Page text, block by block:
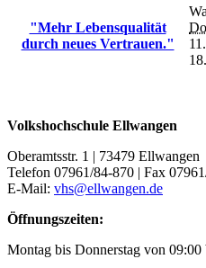
"Mehr Lebensqualität
durch neues Vertrauen."
Volkshochschule Ellwangen
Oberamtsstr. 1 | 73479 Ellwangen
Telefon 07961/84-870 | Fax
E-Mail: vhs@ellwangen.de
Öffnungszeiten:
Montag bis Donnerstag von